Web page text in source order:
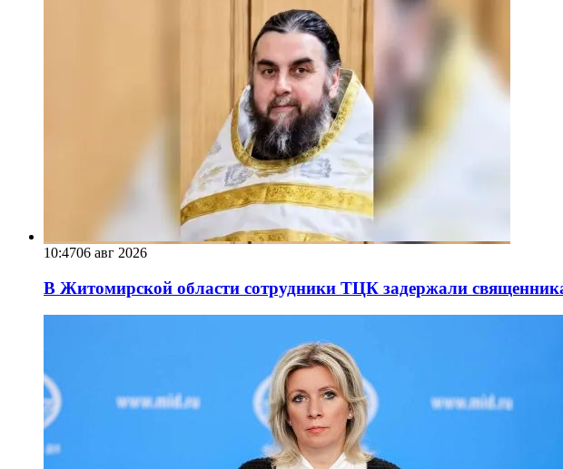
10:4706 авг 2026
В Житомирской области сотрудники ТЦК задержали